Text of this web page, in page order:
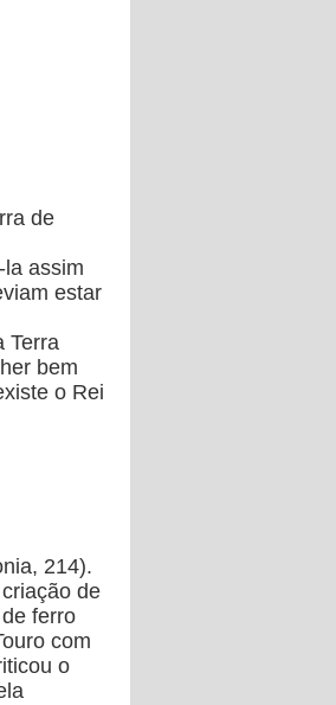
de
assim
estar
Terra
bem
o Rei
214).
de
ferro
com
o